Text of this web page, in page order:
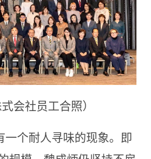
式会社员工合照）
一个耐人寻味的现象。即